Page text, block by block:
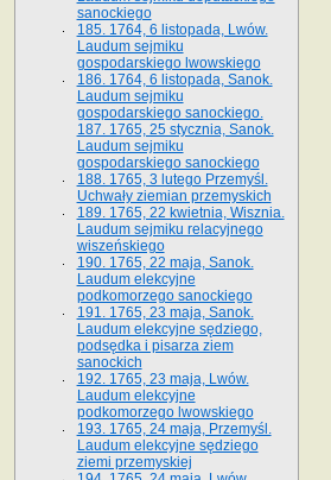
sanockiego
185. 1764, 6 listopada, Lwów.
Laudum sejmiku
gospodarskiego lwowskiego
186. 1764, 6 listopada, Sanok.
Laudum sejmiku
gospodarskiego sanockiego.
187. 1765, 25 stycznia, Sanok.
Laudum sejmiku
gospodarskiego sanockiego
188. 1765, 3 lutego Przemyśl.
Uchwały ziemian przemyskich
189. 1765, 22 kwietnia, Wisznia.
Laudum sejmiku relacyjnego
wiszeńskiego
190. 1765, 22 maja, Sanok.
Laudum elekcyjne
podkomorzego sanockiego
191. 1765, 23 maja, Sanok.
Laudum elekcyjne sędziego,
podsędka i pisarza ziem
sanockich
192. 1765, 23 maja, Lwów.
Laudum elekcyjne
podkomorzego lwowskiego
193. 1765, 24 maja, Przemyśl.
Laudum elekcyjne sędziego
ziemi przemyskiej